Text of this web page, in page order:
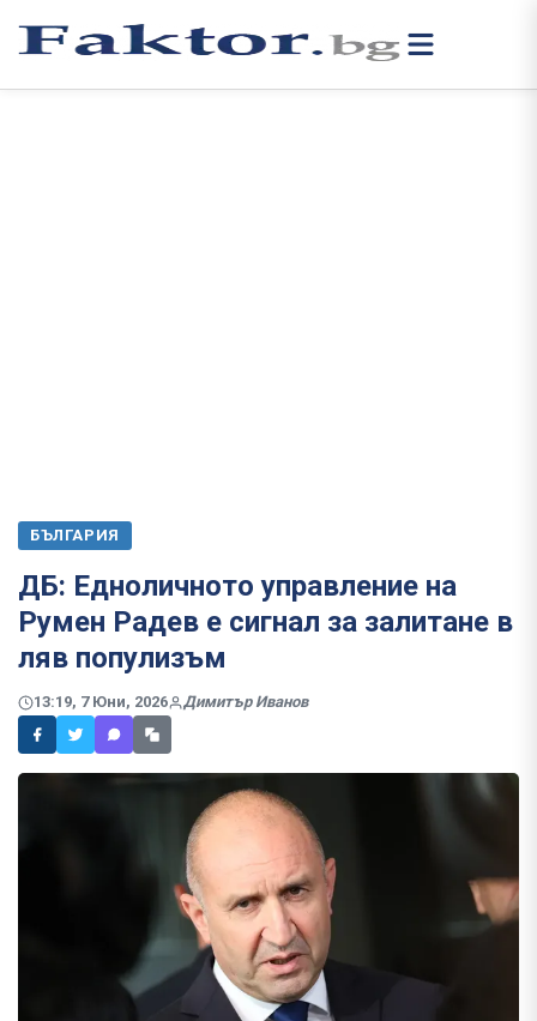
БЪЛГАРИЯ
ДБ: Едноличното управление на
Румен Радев е сигнал за залитане в
ляв популизъм
13:19, 7 Юни, 2026 Димитър Иванов